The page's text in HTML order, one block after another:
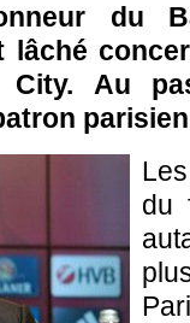
du
lâché
City. Au
du